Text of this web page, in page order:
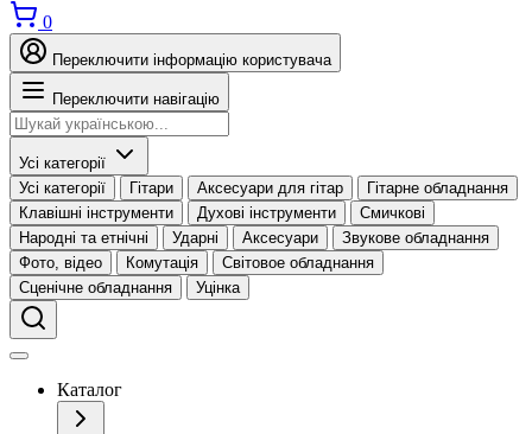
0
Переключити інформацію користувача
Переключити навігацію
Усі категорії
Усі категорії
Гітари Аксесуари для гітар
Гітарне обладнання
Клавішні інструменти
Духові інструменти
Смичкові
Народні та етнічні
Ударні Аксесуари
Звукове обладнання
Фото, відео
Комутація
Світовое обладнання
Сценічне обладнання
Уцінка
Каталог